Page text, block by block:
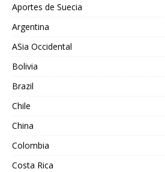
Aportes de Suecia
Argentina
ASia Occidental
Bolivia
Brazil
Chile
China
Colombia
Costa Rica